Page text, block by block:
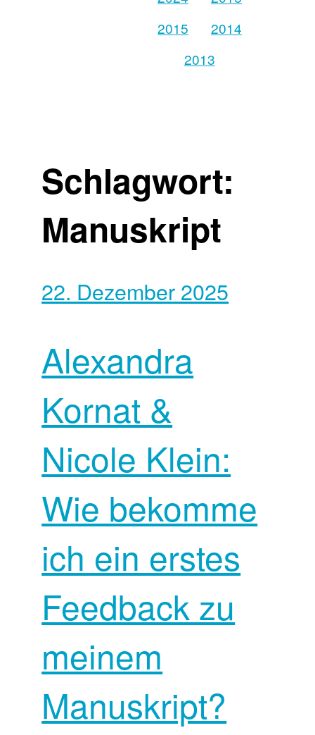
2015
2014
2013
Schlagwort:
Manuskript
22. Dezember 2025
Alexandra
Kornat &
Nicole Klein:
Wie bekomme
ich ein erstes
Feedback zu
meinem
Manuskript?